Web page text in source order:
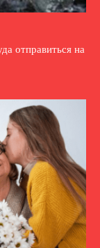
отправиться на